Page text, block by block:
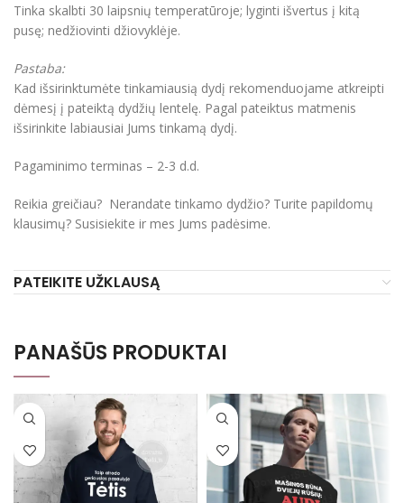
Tinka skalbti 30 laipsnių temperatūroje; lyginti išvertus į kitą
pusę; nedžiovinti džiovyklėje.
Pastaba:
Kad išsirinktumėte tinkamiausią dydį rekomenduojame atkreipti
dėmesį į pateiktą dydžių lentelę. Pagal pateiktus matmenis
išsirinkite labiausiai Jums tinkamą dydį.
Pagaminimo terminas – 2-3 d.d.
Reikia greičiau? Nerandate tinkamo dydžio? Turite papildomų
klausimų? Susisiekite ir mes Jums padėsime.
PATEIKITE UŽKLAUSĄ
PANAŠŪS PRODUKTAI